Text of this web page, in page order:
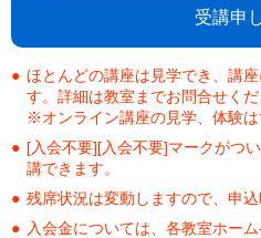
受講申
ほとんどの講座は見学でき、講
す。詳細は教室までお問合せくだ
※オンライン講座の見学、体験は
[入会不要][入会不要]マークがつ
講できます。
残席状況は変動しますので、申
入会金については、各教室ホー